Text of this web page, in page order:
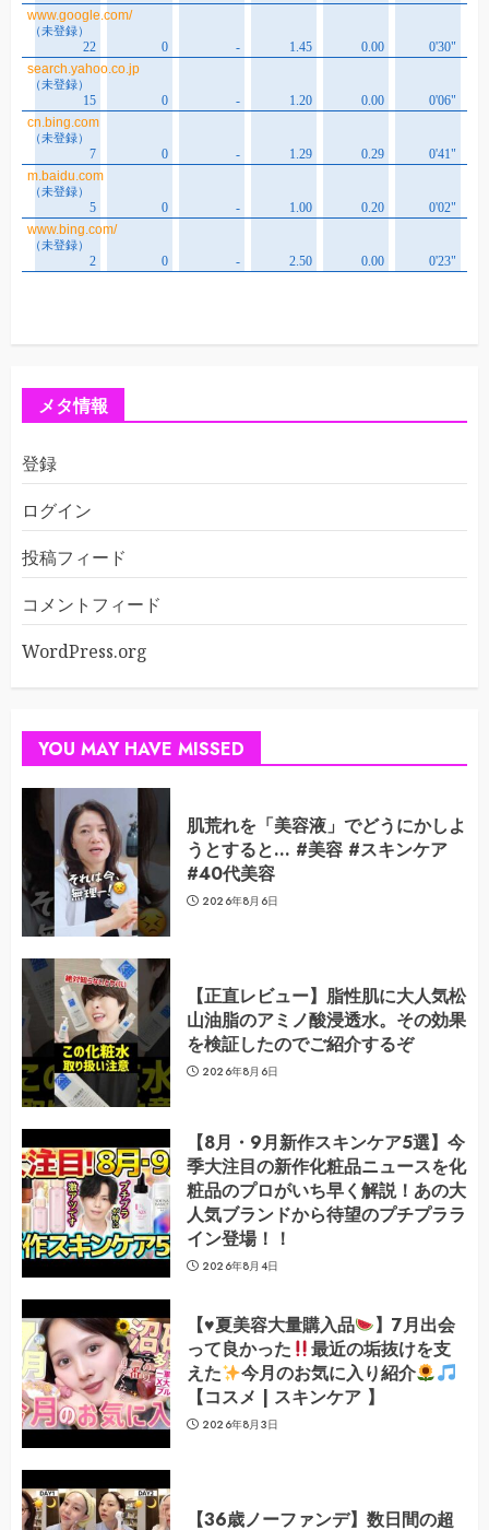
メタ情報
登録
ログイン
投稿フィード
コメントフィード
WordPress.org
YOU MAY HAVE MISSED
肌荒れを「美容液」でどうにかしよ
うとすると… #美容 #スキンケア
#40代美容
2026年8月6日
【正直レビュー】脂性肌に大人気松
山油脂のアミノ酸浸透水。その効果
を検証したのでご紹介するぞ
2026年8月6日
【8月・9月新作スキンケア5選】今
季大注目の新作化粧品ニュースを化
粧品のプロがいち早く解説！あの大
人気ブランドから待望のプチプララ
イン登場！！
2026年8月4日
【♥️夏美容大量購入品
】7月出会
って良かった
最近の垢抜けを支
えた
今月のお気に入り紹介
【コスメ | スキンケア 】
2026年8月3日
【36歳ノーファンデ】数日間の超